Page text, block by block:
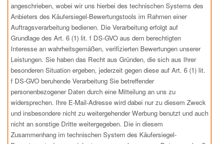
angeschrieben, wobei wir uns hierbei des technischen Systems des
Anbieters des Käufersiegel-Bewertungstools im Rahmen einer
Auftragsverarbeitung bedienen. Die Verarbeitung erfolgt auf
Grundlage des Art. 6 (1) lit. f DS-GVO aus dem berechtigten
Interesse an wahrheitsgemäßen, verifizierten Bewertungen unserer
Leistungen. Sie haben das Recht aus Gründen, die sich aus Ihrer
besonderen Situation ergeben, jederzeit gegen diese auf Art. 6 (1) lit.
f DS-GVO beruhende Verarbeitung Sie betreffender
personenbezogener Daten durch eine Mitteilung an uns zu
widersprechen. Ihre E-Mail-Adresse wird dabei nur zu diesem Zweck
und insbesondere nicht zu weitergehender Werbung benutzt und auch
nicht an sonstige Dritte weitergegeben. Die in diesem
Zusammenhang im technischen System des Käufersiegel-